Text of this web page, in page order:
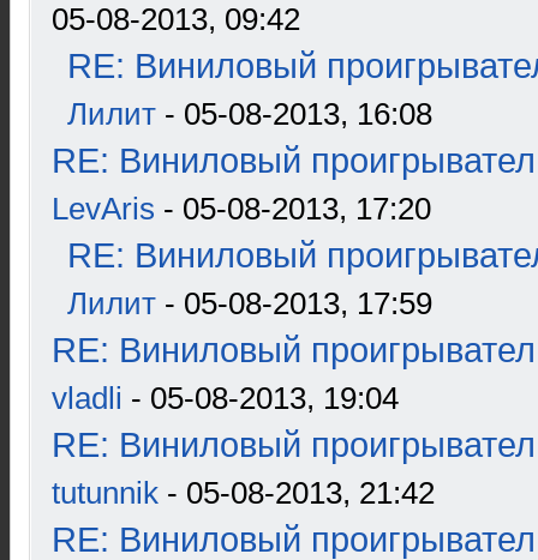
05-08-2013, 09:42
RE: Виниловый
Лилит - 05-08-2013, 16:08
RE: Виниловый
LevAris - 05-08-2013, 17:20
RE: Виниловый
Лилит - 05-08-2013, 17:59
RE: Виниловый
vladli - 05-08-2013, 19:04
RE: Виниловый
tutunnik - 05-08-2013, 21:42
RE: Виниловый